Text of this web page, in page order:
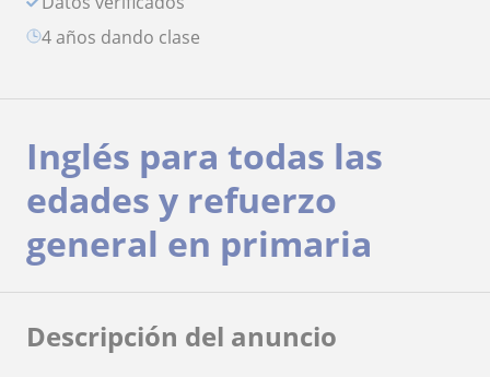
4 años dando clase
Inglés para todas las
edades y refuerzo
general en primaria
Descripción del anuncio